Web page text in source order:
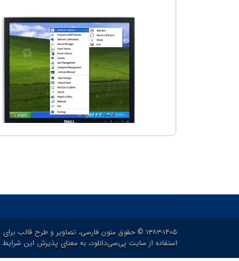
۱۳۸۳-۱۴۰۵ © حقوق متون فارسی، تصاویر و طرح قالب برای سایت p30download و حقوق سایر محتوا برای پدیدآورنده آن محفوظ هست.
استفاده از سایت پی‌سی‌دانلود، به معنای پذیرش این شرایط